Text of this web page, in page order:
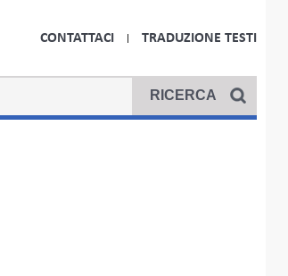
CONTATTACI TRADUZIONE TESTI